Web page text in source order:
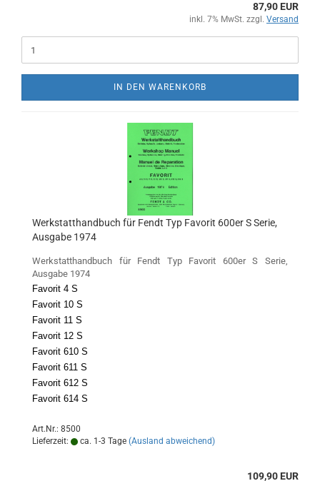
87,90 EUR
inkl. 7% MwSt. zzgl. Versand
IN DEN WARENKORB
Werkstatthandbuch für Fendt Typ Favorit 600er S Serie,
Ausgabe 1974
Werkstatthandbuch für Fendt Typ Favorit 600er S Serie,
Ausgabe 1974
Favorit 4 S
Favorit 10 S
Favorit 11 S
Favorit 12 S
Favorit 610 S
Favorit 611 S
Favorit 612 S
Favorit 614 S
Art.Nr.: 8500
Lieferzeit:
ca. 1-3 Tage (Ausland abweichend)
109,90 EUR